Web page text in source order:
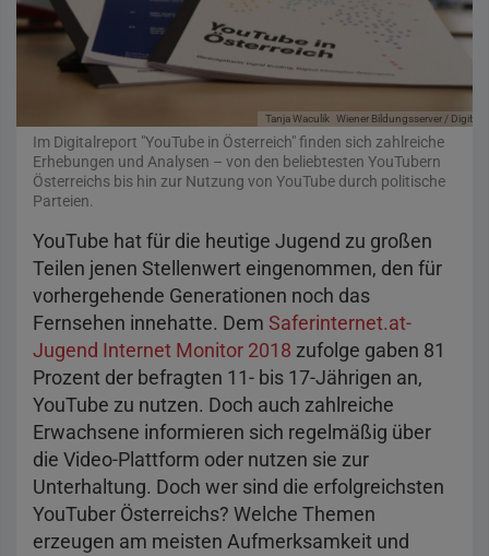
Tanja Waculik Wiener Bildungsserver /
Im Digitalreport "YouTube in Österreich" finden sich zahlreiche
Erhebungen und Analysen – von den beliebtesten YouTubern
Österreichs bis hin zur Nutzung von YouTube durch politische
Parteien.
YouTube hat für die heutige Jugend zu großen
Teilen jenen Stellenwert eingenommen, den für
vorhergehende Generationen noch das
Fernsehen innehatte. Dem Saferinternet.at-
Jugend Internet Monitor 2018 zufolge gaben 81
Prozent der befragten 11- bis 17-Jährigen an,
YouTube zu nutzen. Doch auch zahlreiche
Erwachsene informieren sich regelmäßig über
die Video-Plattform oder nutzen sie zur
Unterhaltung. Doch wer sind die erfolgreichsten
YouTuber Österreichs? Welche Themen
erzeugen am meisten Aufmerksamkeit und